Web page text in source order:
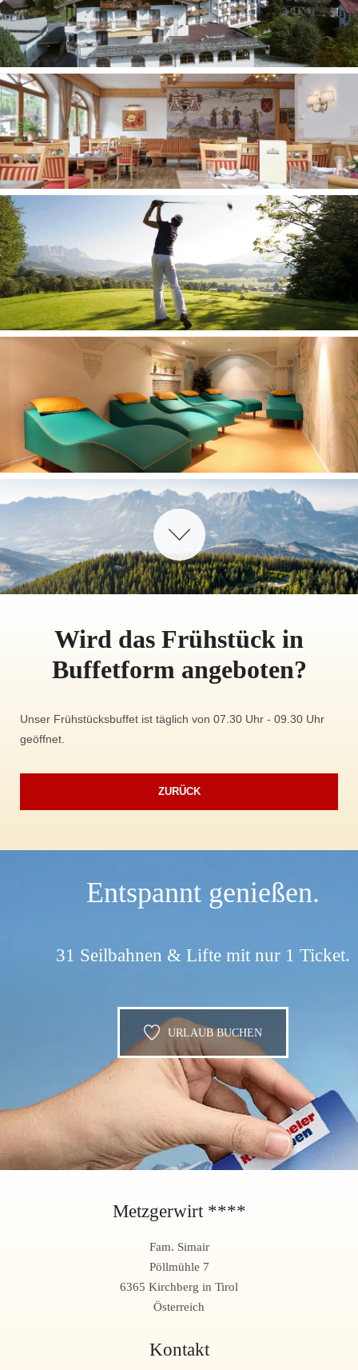
Wird das Frühstück in
Buffetform angeboten?
Unser Frühstücksbuffet ist täglich von 07.30 Uhr - 09.30 Uhr
geöffnet.
ZURÜCK
Entspannt genießen.
31 Seilbahnen & Lifte mit nur 1 Ticket.
URLAUB BUCHEN
Metzgerwirt ****
Fam. Simair
Pöllmühle 7
6365 Kirchberg in Tirol
Österreich
Kontakt